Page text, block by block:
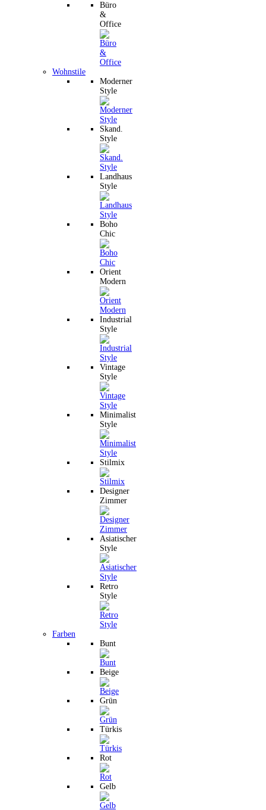
Büro
&
Office
Wohnstile
Moderner
Style
Skand.
Style
Landhaus
Style
Boho
Chic
Orient
Modern
Industrial
Style
Vintage
Style
Minimalist
Style
Stilmix
Designer
Zimmer
Asiatischer
Style
Retro
Style
Farben
Bunt
Beige
Grün
Türkis
Rot
Gelb